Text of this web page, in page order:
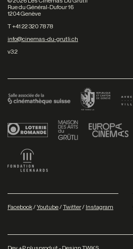
Rue du Général-Dufour 16
1204 Genève
T +41 22 320 78 78
info@cinemas-du-grutli.ch
v3.2
Facebook/Youtube/Twitter/ Instagram